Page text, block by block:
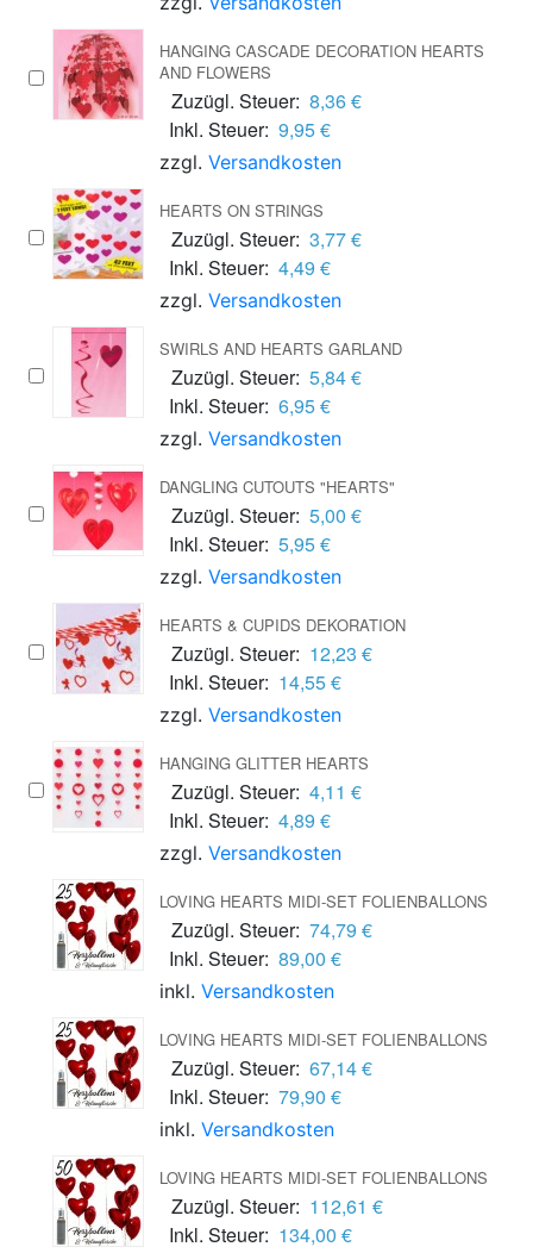
HANGING CASCADE DECORATION HEARTS
AND FLOWERS
Zuzügl. Steuer: 8,36 €
Inkl. Steuer: 9,95 €
zzgl. Versandkosten
HEARTS ON STRINGS
Zuzügl. Steuer: 3,77 €
Inkl. Steuer: 4,49 €
zzgl. Versandkosten
SWIRLS AND HEARTS GARLAND
Zuzügl. Steuer: 5,84 €
Inkl. Steuer: 6,95 €
zzgl. Versandkosten
DANGLING CUTOUTS "HEARTS"
Zuzügl. Steuer: 5,00 €
Inkl. Steuer: 5,95 €
zzgl. Versandkosten
HEARTS & CUPIDS DEKORATION
Zuzügl. Steuer: 12,23 €
Inkl. Steuer: 14,55 €
zzgl. Versandkosten
HANGING GLITTER HEARTS
Zuzügl. Steuer: 4,11 €
Inkl. Steuer: 4,89 €
zzgl. Versandkosten
LOVING HEARTS MIDI-SET FOLIENBALLONS
Zuzügl. Steuer: 74,79 €
Inkl. Steuer: 89,00 €
inkl. Versandkosten
LOVING HEARTS MIDI-SET FOLIENBALLONS
Zuzügl. Steuer: 67,14 €
Inkl. Steuer: 79,90 €
inkl. Versandkosten
LOVING HEARTS MIDI-SET FOLIENBALLONS
Zuzügl. Steuer: 112,61 €
Inkl. Steuer: 134,00 €